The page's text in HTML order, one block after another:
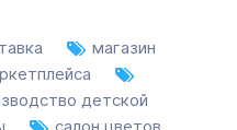
магазин
детской